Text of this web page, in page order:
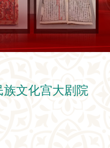
族文化宫大剧院